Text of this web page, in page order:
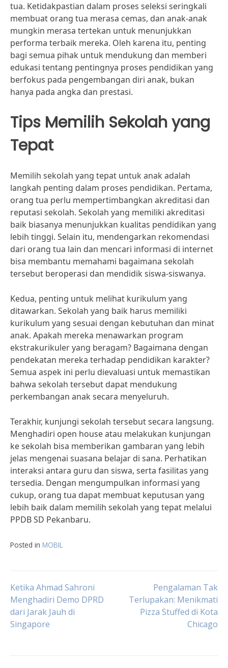
tua. Ketidakpastian dalam proses seleksi seringkali
membuat orang tua merasa cemas, dan anak-anak
mungkin merasa tertekan untuk menunjukkan
performa terbaik mereka. Oleh karena itu, penting
bagi semua pihak untuk mendukung dan memberi
edukasi tentang pentingnya proses pendidikan yang
berfokus pada pengembangan diri anak, bukan
hanya pada angka dan prestasi.
Tips Memilih Sekolah yang
Tepat
Memilih sekolah yang tepat untuk anak adalah
langkah penting dalam proses pendidikan. Pertama,
orang tua perlu mempertimbangkan akreditasi dan
reputasi sekolah. Sekolah yang memiliki akreditasi
baik biasanya menunjukkan kualitas pendidikan yang
lebih tinggi. Selain itu, mendengarkan rekomendasi
dari orang tua lain dan mencari informasi di internet
bisa membantu memahami bagaimana sekolah
tersebut beroperasi dan mendidik siswa-siswanya.
Kedua, penting untuk melihat kurikulum yang
ditawarkan. Sekolah yang baik harus memiliki
kurikulum yang sesuai dengan kebutuhan dan minat
anak. Apakah mereka menawarkan program
ekstrakurikuler yang beragam? Bagaimana dengan
pendekatan mereka terhadap pendidikan karakter?
Semua aspek ini perlu dievaluasi untuk memastikan
bahwa sekolah tersebut dapat mendukung
perkembangan anak secara menyeluruh.
Terakhir, kunjungi sekolah tersebut secara langsung.
Menghadiri open house atau melakukan kunjungan
ke sekolah bisa memberikan gambaran yang lebih
jelas mengenai suasana belajar di sana. Perhatikan
interaksi antara guru dan siswa, serta fasilitas yang
tersedia. Dengan mengumpulkan informasi yang
cukup, orang tua dapat membuat keputusan yang
lebih baik dalam memilih sekolah yang tepat melalui
PPDB SD Pekanbaru.
Posted in MOBIL
Post
navigation
Ketika Ahmad Sahroni
Menghadiri Demo DPRD
dari Jarak Jauh di
Singapore
Pengalaman Tak
Terlupakan: Menikmati
Pizza Stuffed di Kota
Chicago